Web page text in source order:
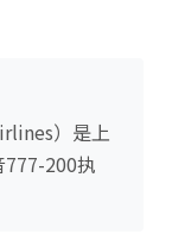
）是上
200执